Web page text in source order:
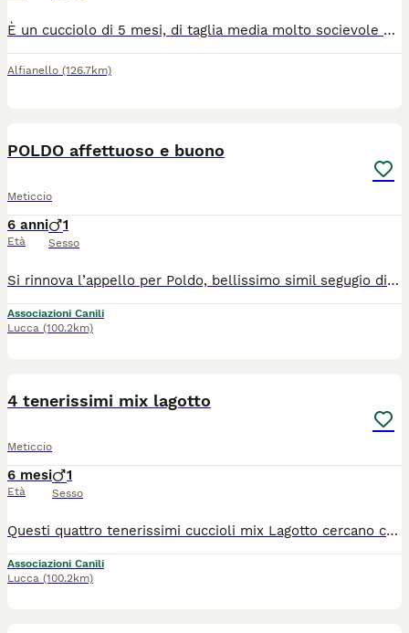
È un cucciolo di 5 mesi, di taglia media molto socievole con gli altri cani ed affettuoso con le persone, ma avrà bisogno di educazione e socialità e tempo a disposizione da dedicare a lui. Si trova in provincia di Salerno, ma può raggiungere anche il centro qNord. Se interessati lasciate un messaggio di presentazione con età tipologia di abitazione tempo dedicare i cani specificando se il cane sta dentro oppure fuori.
Alfianello (126.7km)
POLDO affettuoso e buono
Meticcio
6 anni
Età
1
Sesso
Si rinnova l’appello per Poldo, bellissimo simil segugio di taglia media, entrato in canile nel mese di febbraio 2021. Poldo è un cane esuberante, vivace e leggermente timido con gli estranei. Va d’accordo con le femmine e anche con diversi maschi. Adora le palline, è affettuoso e buono. Si cerca per lui una situazione adeguata al suo bisogno di movimento. Ha circa 6 anni E’ a Siena, adottabile nel centro nord, con disponibilità a controlli pre e post affido, oltre a dare notizie di lui via via Per informazioni: 3382227702
Associazioni Canili
Lucca (100.2km)
4 tenerissimi mix lagotto
Meticcio
6 mesi
Età
1
Sesso
Questi quattro tenerissimi cuccioli mix Lagotto cercano casa: Sandro, Jack, Otello e la femminuccia Yara. Hanno circa sei mesi e sono una futura taglia media. Si trovano a Siena e si affidano vaccinati e chippati previa disponibilità a controlli pre e post affido. Per informazioni: Cell. 339 4246922 - 338 2227702 Mail. asstasiena@gmail.com
Associazioni Canili
Lucca (100.2km)